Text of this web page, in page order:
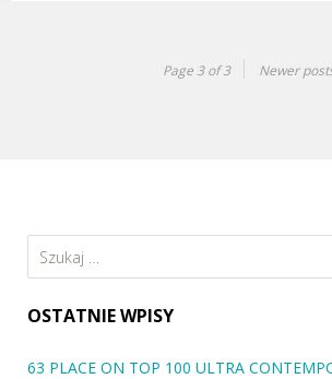
Wystawa „O dziwnych uczuciach”
Page 3 of 3 Newer
Szukaj:
OSTATNIE WPISY
63 PLACE ON TOP 100 ULTRA